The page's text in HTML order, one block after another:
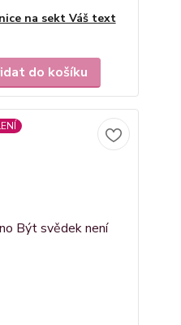
na sekt Váš text
do košíku